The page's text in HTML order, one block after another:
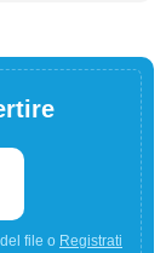
file o Registrati